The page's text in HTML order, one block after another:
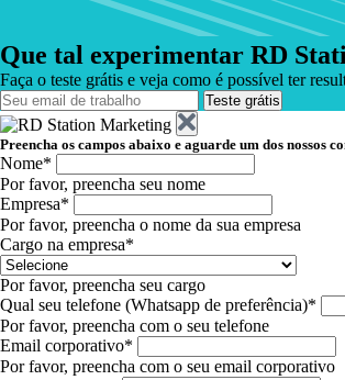
Que tal experimentar RD
Faça o teste grátis e veja como é possível ter
Teste grátis
Preencha os campos abaixo e aguarde um dos nossos
Nome*
Por favor, preencha seu nome
Empresa*
Por favor, preencha o nome da sua empresa
Cargo na empresa*
Por favor, preencha seu cargo
Qual seu telefone (Whatsapp de preferência)*
Por favor, preencha com o seu telefone
Email corporativo*
Por favor, preencha com o seu email corporativo